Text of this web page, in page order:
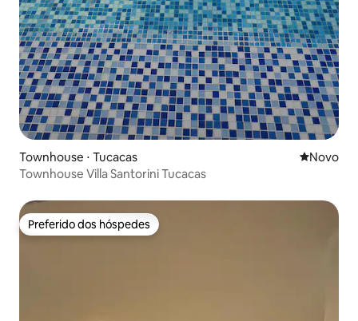
Townhouse ⋅ Tucacas Novo
Novo
Townhouse Villa Santorini Tucacas
Preferido dos hóspedes
Preferido dos hóspedes